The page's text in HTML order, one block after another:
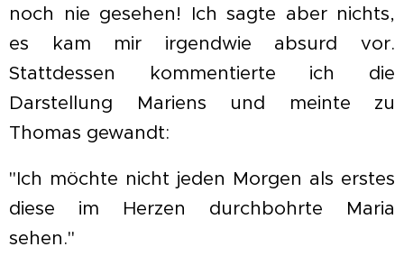
noch nie gesehen! Ich sagte aber nichts,
es kam mir irgendwie absurd vor.
Stattdessen kommentierte ich die
Darstellung Mariens und meinte zu
Thomas gewandt:
"Ich möchte nicht jeden Morgen als erstes
diese im Herzen durchbohrte Maria
sehen."